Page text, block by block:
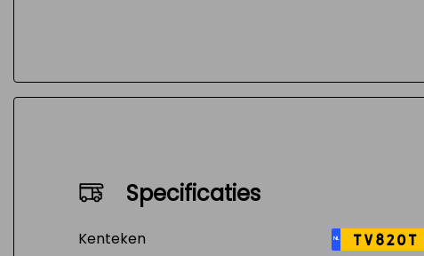
Specificaties
Kenteken NL TV820T